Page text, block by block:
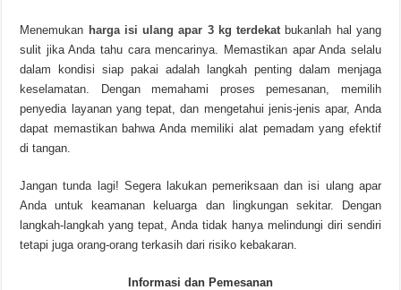
Menemukan harga isi ulang apar 3 kg terdekatbukanlah hal yang
sulit jika Anda tahu cara mencarinya. Memastikan apar Anda selalu
dalam kondisi siap pakai adalah langkah penting dalam menjaga
keselamatan. Dengan memahami proses pemesanan, memilih
penyedia layanan yang tepat, dan mengetahui jenis-jenis apar, Anda
dapat memastikan bahwa Anda memiliki alat pemadam yang efektif
di tangan.
Jangan tunda lagi! Segera lakukan pemeriksaan dan isi ulang apar
Anda untuk keamanan keluarga dan lingkungan sekitar. Dengan
langkah-langkah yang tepat, Anda tidak hanya melindungi diri sendiri
tetapi juga orang-orang terkasih dari risiko kebakaran.
Informasi dan Pemesanan